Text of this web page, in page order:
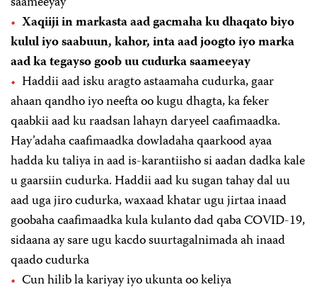
Xaqiiji in markasta aad gacmaha ku dhaqato biyo
kulul iyo saabuun, kahor, inta aad joogto iyo marka
aad ka tegayso goob uu cudurka saameeyay
Haddii aad isku aragto astaamaha cudurka, gaar
ahaan qandho iyo neefta oo kugu dhagta, ka feker
qaabkii aad ku raadsan lahayn daryeel caafimaadka.
Hay’adaha caafimaadka dowladaha qaarkood ayaa
hadda ku taliya in aad is-karantiisho si aadan dadka kale
u gaarsiin cudurka. Haddii aad ku sugan tahay dal uu
aad uga jiro cudurka, waxaad khatar ugu jirtaa inaad
goobaha caafimaadka kula kulanto dad qaba COVID-19,
sidaana ay sare ugu kacdo suurtagalnimada ah inaad
qaado cudurka
Cun hilib la kariyay iyo ukunta oo keliya